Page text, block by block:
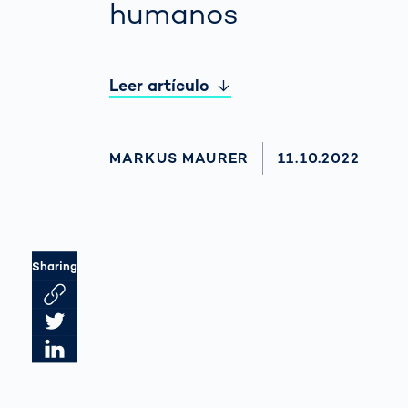
humanos
Leer artículo
AUTHOR
MARKUS MAURER AKTUALISIERT
11.10.2022
Sharing